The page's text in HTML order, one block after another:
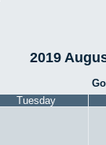
2019
Tuesday